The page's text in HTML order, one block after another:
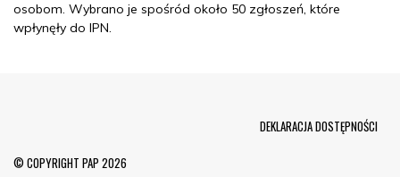
osobom. Wybrano je spośród około 50 zgłoszeń, które
wpłynęły do IPN.
© COPYRIGHT PAP 2026
DEKLARACJA DOSTĘPNOŚCI